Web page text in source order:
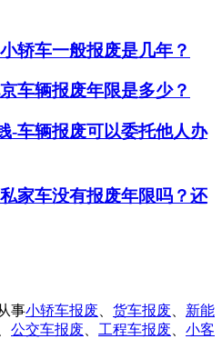
轿车一般报废是几年？
车辆报废年限是多少？
-车辆报废可以委托他人办
家车没有报废年限吗？还
事小轿车报废 货车报废
新能
公交车报废 工程车报废
小客